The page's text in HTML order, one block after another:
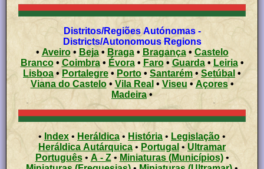
Distritos/Regiões Autónomas -
Districts/Autonomous Regions
• Aveiro• Beja• Braga• Bragança• Castelo
Branco• Coimbra• Évora• Faro• Guarda•Leiria•
Lisboa •Portalegre • Porto • Santarém •Setúbal •
Viana do Castelo• Vila Real • Viseu •Açores •
Madeira •
• Index• Heráldica • História • Legislação •
Heráldica Autárquica • Portugal • Ultramar
Português• A - Z• Miniaturas (Municípios)•